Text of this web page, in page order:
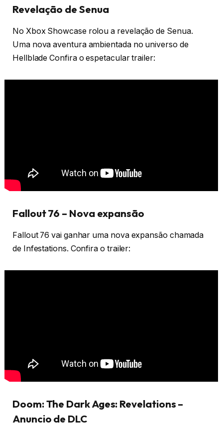
Revelação de Senua
No Xbox Showcase rolou a revelação de Senua.
Uma nova aventura ambientada no universo de
Hellblade Confira o espetacular trailer:
Fallout 76 – Nova expansão
Fallout 76 vai ganhar uma nova expansão chamada
de Infestations. Confira o trailer:
Doom: The Dark Ages: Revelations –
Anuncio de DLC